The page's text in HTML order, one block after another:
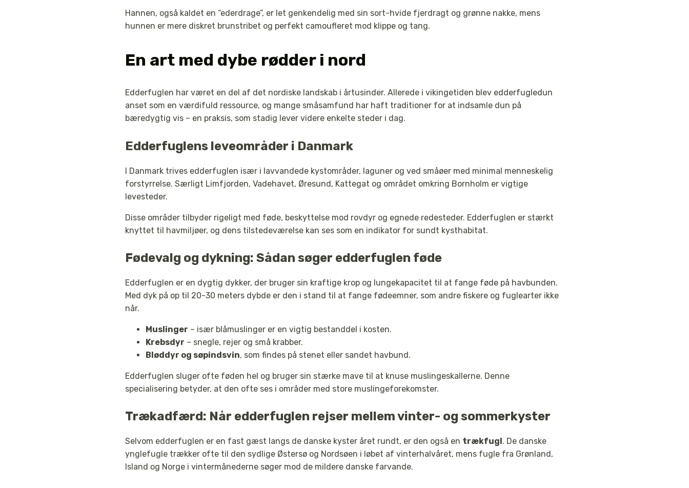
Hannen, også kaldet en “ederdrage”, er let genkendelig med sin sort-hvide fjerdragt og grønne nakke, mens
hunnen er mere diskret brunstribet og perfekt camoufleret mod klippe og tang.
En art med dybe rødder i nord
Edderfuglen har været en del af det nordiske landskab i årtusinder. Allerede i vikingetiden blev edderfugledun
anset som en værdifuld ressource, og mange småsamfund har haft traditioner for at indsamle dun på
bæredygtig vis – en praksis, som stadig lever videre enkelte steder i dag.
Edderfuglens leveområder i Danmark
I Danmark trives edderfuglen især i lavvandede kystområder, laguner og ved småøer med minimal menneskelig
forstyrrelse. Særligt Limfjorden, Vadehavet, Øresund, Kattegat og området omkring Bornholm er vigtige
levesteder.
Disse områder tilbyder rigeligt med føde, beskyttelse mod rovdyr og egnede redesteder. Edderfuglen er stærkt
knyttet til havmiljøer, og dens tilstedeværelse kan ses som en indikator for sundt kysthabitat.
Fødevalg og dykning: Sådan søger edderfuglen føde
Edderfuglen er en dygtig dykker, der bruger sin kraftige krop og lungekapacitet til at fange føde på havbunden.
Med dyk på op til 20-30 meters dybde er den i stand til at fange fødeemner, som andre fiskere og fuglearter ikke
når.
Muslinger – især blåmuslinger er en vigtig bestanddel i kosten.
Krebsdyr – snegle, rejer og små krabber.
Bløddyr og søpindsvin, som findes på stenet eller sandet havbund.
Edderfuglen sluger ofte føden hel og bruger sin stærke mave til at knuse muslingeskallerne. Denne
specialisering betyder, at den ofte ses i områder med store muslingeforekomster.
Trækadfærd: Når edderfuglen rejser mellem vinter- og sommerkyster
Selvom edderfuglen er en fast gæst langs de danske kyster året rundt, er den også en trækfugl. De danske
ynglefugle trækker ofte til den sydlige Østersø og Nordsøen i løbet af vinterhalvåret, mens fugle fra Grønland,
Island og Norge i vintermånederne søger mod de mildere danske farvande.